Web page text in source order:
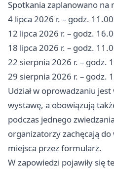
Spotkania zaplanowano na
4 lipca 2026 r. – godz. 11.00
12 lipca 2026 r. – godz.
18 lipca 2026 r. – godz.
22 sierpnia 2026 r. – godz.
29 sierpnia 2026 r. – godz.
Udział w oprowadzaniu
wystawę, a obowiązują
podczas jednego
organizatorzy zachęcają
miejsca przez formularz.
W zapowiedzi pojawiły się